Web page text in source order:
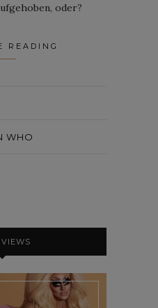
oder?
READING
WHO